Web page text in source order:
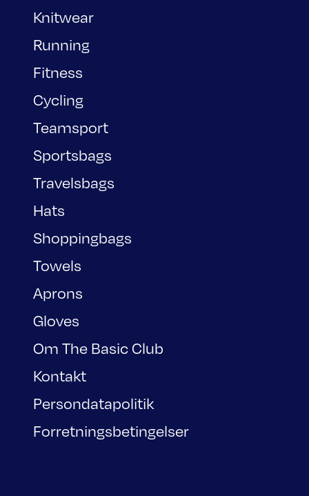
Knitwear
Running
Fitness
Cycling
Teamsport
Sportsbags
Travelsbags
Hats
Shoppingbags
Towels
Aprons
Gloves
Om The Basic Club
Kontakt
Persondatapolitik
Forretningsbetingelser